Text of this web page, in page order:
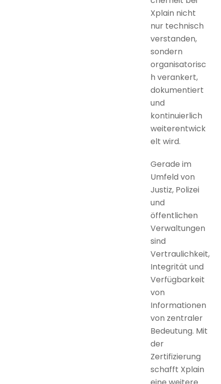
Xplain nicht
nur technisch
verstanden,
sondern
organisatorisc
h verankert,
dokumentiert
und
kontinuierlich
weiterentwick
elt wird.
Gerade im
Umfeld von
Justiz, Polizei
und
öffentlichen
Verwaltungen
sind
Vertraulichkeit,
Integrität und
Verfügbarkeit
von
Informationen
von zentraler
Bedeutung. Mit
der
Zertifizierung
schafft Xplain